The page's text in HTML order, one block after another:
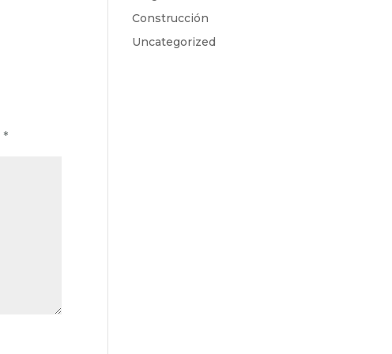
*
Construcción
Uncategorized